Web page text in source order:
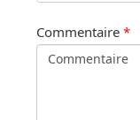
Commentaire *